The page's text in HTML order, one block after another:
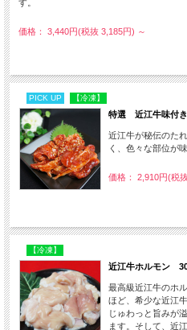
す。
価格： 3,440円(税抜 3,185円) ～
PICK UP 【冷凍】
特選 近江牛味付
近江牛が秘伝のた
く、色々な部位が
価格： 2,910円(税
【冷凍】
近江牛ホルモン
最高級近江牛のホ
ほど、希少な近江牛
じゅわっと旨みが
ます。そして、近